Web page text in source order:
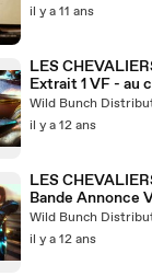
il y a 11 ans
LES
Extrait 1 VF - au
Wild Bunch
il y a 12 ans
LES
Bande Annonce
25 février
Wild Bunch
il y a 12 ans